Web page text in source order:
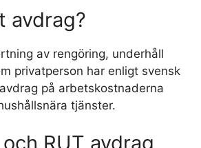
avdrag?
av rengöring, underhåll
privatperson har enligt svensk
på arbetskostnaderna
tjänster.
RUT avdrag